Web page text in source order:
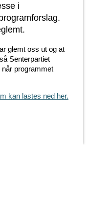
i
glemt oss ut og at
Senterpartiet
programmet
kan lastes ned her.